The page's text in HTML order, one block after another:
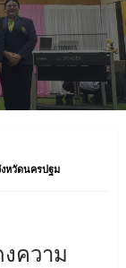
หวัดนครปฐม
ความ